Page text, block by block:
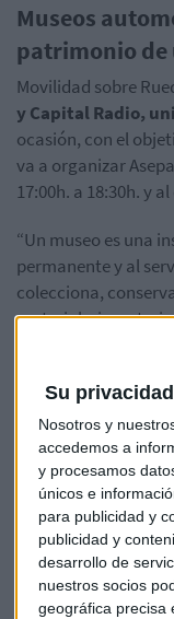
Su
Nosotros y
accedemos a
y procesamos
únicos e
para publicidad y
publicidad y
desarrollo de
nuestros socios
geográfica precisa
Museos
patrimonio de
Movilidad sobre
y Capital Radio,
ocasión, con el
va a organizar
17:00h. a 18:30h. y
“Un museo es una
permanente y al
colecciona,
material e
inclusivos, los
ICOM: Consejo
Desde la invención
invento ha
de la velocidad y
ha materializado
vehículos que
única de explorar
lo largo del tiempo.